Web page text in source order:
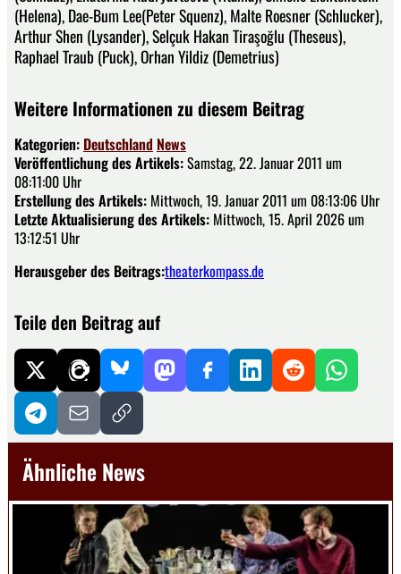
(Helena), Dae-Bum Lee(Peter Squenz), Malte Roesner (Schlucker),
Arthur Shen (Lysander), Selçuk Hakan Tiraşoğlu (Theseus),
Raphael Traub (Puck), Orhan Yildiz (Demetrius)
Weitere Informationen zu diesem Beitrag
Kategorien: Deutschland News
Veröffentlichung des Artikels:Samstag, 22. Januar 2011 um
08:11:00 Uhr
Erstellung des Artikels: Mittwoch, 19. Januar 2011 um 08:13:06 Uhr
Letzte Aktualisierung des Artikels: Mittwoch, 15. April 2026 um
13:12:51 Uhr
Herausgeber des Beitrags:theaterkompass.de
Teile den Beitrag auf
Ähnliche News